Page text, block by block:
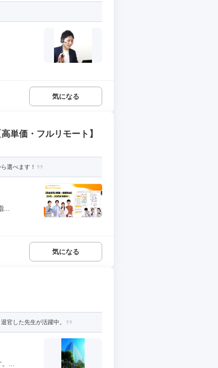
気になる
単価・フルリモート】
選べます！
気になる
官した先生が活躍中。
...